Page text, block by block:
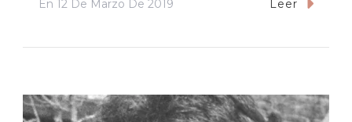
En 12 De Marzo De 2019 Leer